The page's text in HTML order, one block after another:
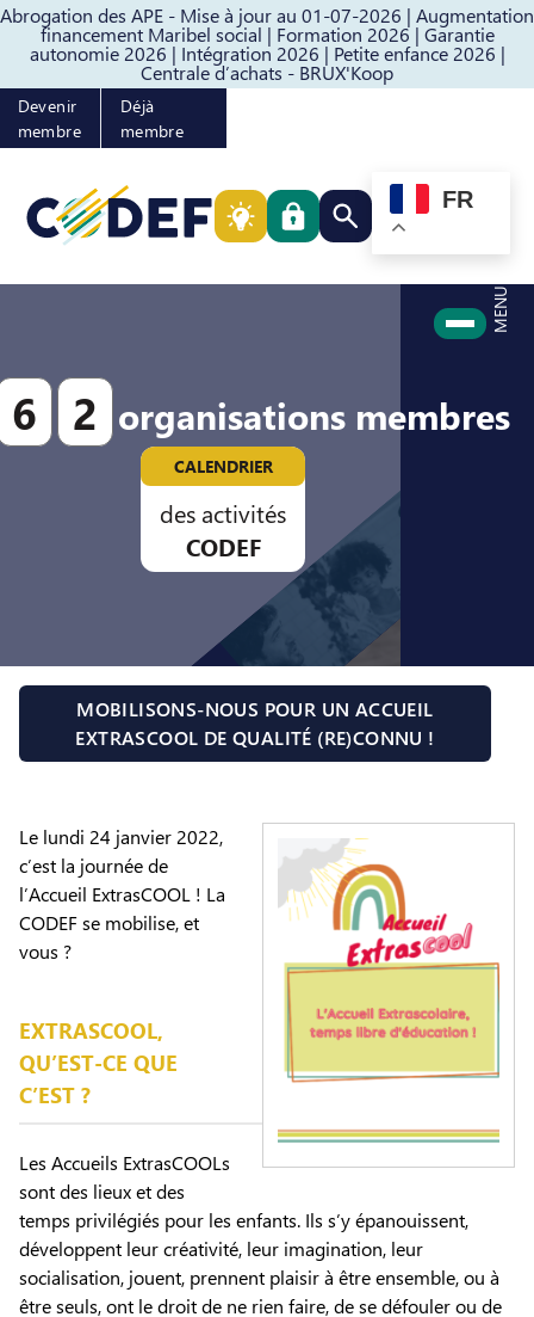
Abrogation des APE - Mise à jour au 01-07-2026 | Augmentation
financement Maribel social | Formation 2026 | Garantie
autonomie 2026 | Intégration 2026 | Petite enfance 2026 |
Centrale d’achats - BRUX'Koop
Passer au contenuPasser au pied de page
Devenir
membre
Déjà
membre
Rechercher quelque
FR
MENU
6 2 organisations membres
CALENDRIER
des activités
CODEF
MOBILISONS-NOUS POUR UN ACCUEIL
EXTRASCOOL DE QUALITÉ (RE)CONNU !
Le lundi 24 janvier 2022,
c’est la journée de
l’Accueil ExtrasCOOL ! La
CODEF se mobilise, et
vous ?
EXTRASCOOL,
QU’EST-CE QUE
C’EST ?
Les Accueils ExtrasCOOLs
sont des lieux et des
temps privilégiés pour les enfants. Ils s’y épanouissent,
développent leur créativité, leur imagination, leur
socialisation, jouent, prennent plaisir à être ensemble, ou à
être seuls, ont le droit de ne rien faire, de se défouler ou de